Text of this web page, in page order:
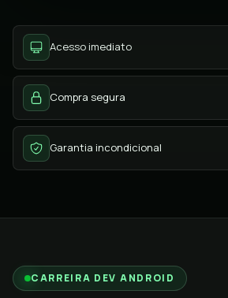
Acesso imediato
Compra segura
Garantia incondicional
CARREIRA DEV ANDROID